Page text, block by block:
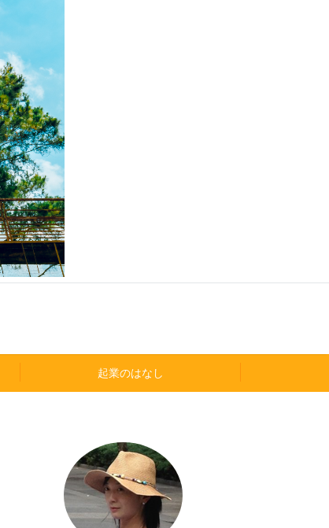
起業のはなし